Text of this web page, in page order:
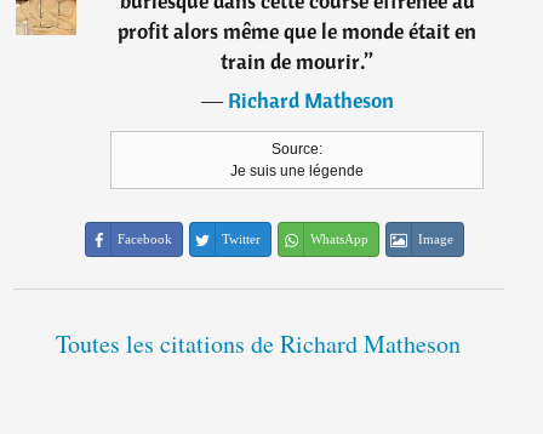
profit alors même que le monde était en
train de mourir.”
―Richard Matheson
Source:
Je suis une légende
Facebook Twitter WhatsApp Image
Toutes les citations de Richard Matheson